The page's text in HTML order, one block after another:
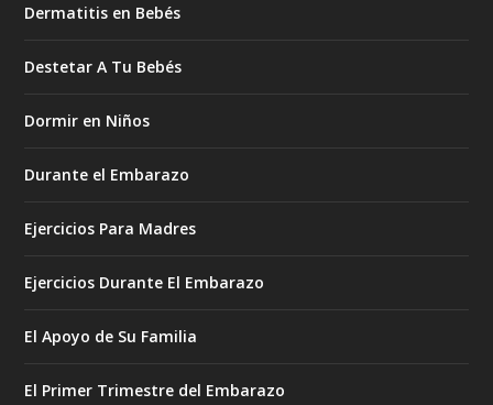
Dermatitis en Bebés
Destetar A Tu Bebés
Dormir en Niños
Durante el Embarazo
Ejercicios Para Madres
Ejercicios Durante El Embarazo
El Apoyo de Su Familia
El Primer Trimestre del Embarazo